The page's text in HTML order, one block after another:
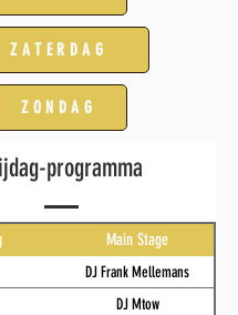
ZATERDAG
ZONDAG
programma
Main Stage
DJ Frank Mellemans
DJ Mtow